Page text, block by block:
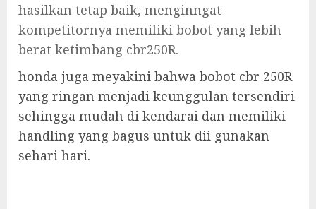
hasilkan tetap baik, menginngat
kompetitornya memiliki bobot yang lebih
berat ketimbang cbr250R.
honda juga meyakini bahwa bobot cbr 250R
yang ringan menjadi keunggulan tersendiri
sehingga mudah di kendarai dan memiliki
handling yang bagus untuk dii gunakan
sehari hari.